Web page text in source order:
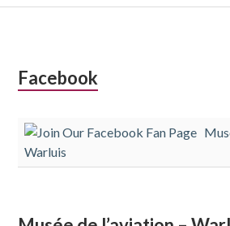
Colonne
subsidiaire
Facebook
Warluis